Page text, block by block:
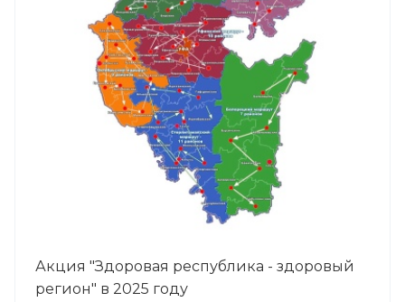
Акция "Здоровая республика - здоровый
регион" в 2025 году